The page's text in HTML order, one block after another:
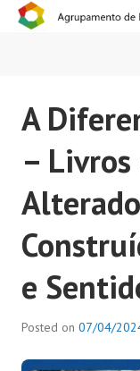
A
–
e
Posted on 07/04/